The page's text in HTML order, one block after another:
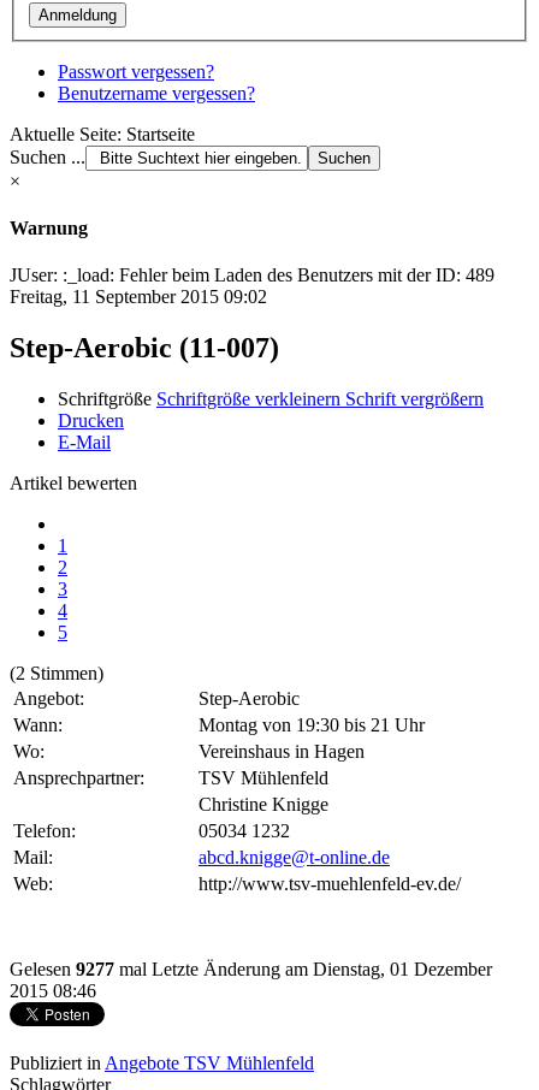
Passwort vergessen?
Benutzername vergessen?
Aktuelle Seite: Startseite
Suchen ...
×
Warnung
JUser: :_load: Fehler beim Laden des Benutzers mit der ID: 489
Freitag, 11 September 2015 09:02
Step-Aerobic (11-007)
Schriftgröße Schriftgröße verkleinern Schrift vergrößern
Drucken
E-Mail
Artikel bewerten
1
2
3
4
5
(2 Stimmen)
Angebot:
Step-Aerobic
Wann:
Montag von 19:30 bis 21 Uhr
Wo:
Vereinshaus in Hagen
Ansprechpartner:
TSV Mühlenfeld
Christine Knigge
Telefon:
05034 1232
Mail:
abcd.knigge@t-online.de
Web:
http://www.tsv-muehlenfeld-ev.de/
Gelesen 9277 mal Letzte Änderung am Dienstag, 01 Dezember
2015 08:46
Publiziert in Angebote TSV Mühlenfeld
Schlagwörter